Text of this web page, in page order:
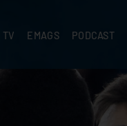
TV EMAGS PODCAST